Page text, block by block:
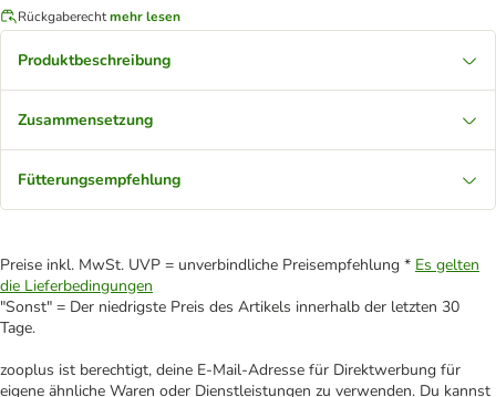
Rückgaberechtmehr lesen
Produktbeschreibung
Zusammensetzung
Fütterungsempfehlung
Preise inkl. MwSt. UVP = unverbindliche Preisempfehlung * Es gelten
die Lieferbedingungen
"Sonst" = Der niedrigste Preis des Artikels innerhalb der letzten 30
Tage.
zooplus ist berechtigt, deine E-Mail-Adresse für Direktwerbung für
eigene ähnliche Waren oder Dienstleistungen zu verwenden. Du kannst